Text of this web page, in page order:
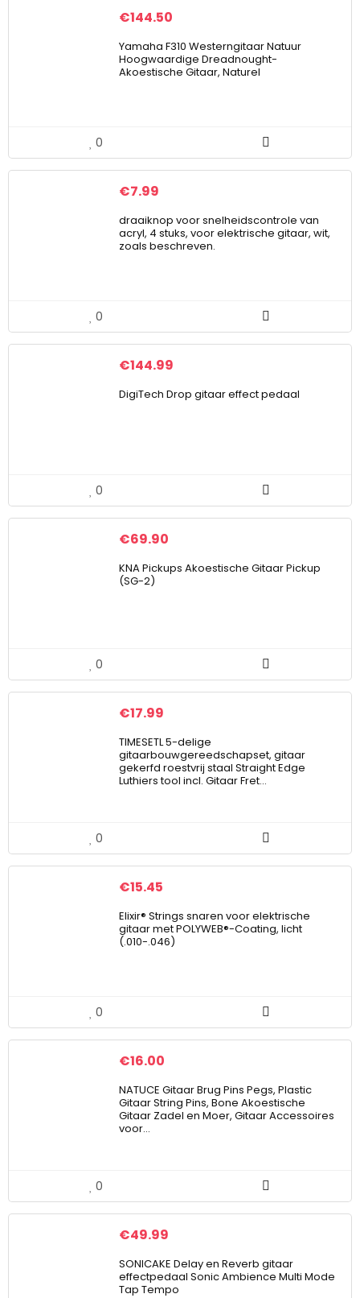
€144.50
Yamaha F310 Westerngitaar Natuur
Hoogwaardige Dreadnought-
Akoestische Gitaar, Naturel
0
€7.99
draaiknop voor snelheidscontrole van
acryl, 4 stuks, voor elektrische gitaar, wit,
zoals beschreven.
0
€144.99
DigiTech Drop gitaar effect pedaal
0
€69.90
KNA Pickups Akoestische Gitaar Pickup
(SG-2)
0
€17.99
TIMESETL 5-delige
gitaarbouwgereedschapset, gitaar
gekerfd roestvrij staal Straight Edge
Luthiers tool incl. Gitaar Fret…
0
€15.45
Elixir® Strings snaren voor elektrische
gitaar met POLYWEB®-Coating, licht
(.010-.046)
0
€16.00
NATUCE Gitaar Brug Pins Pegs, Plastic
Gitaar String Pins, Bone Akoestische
Gitaar Zadel en Moer, Gitaar Accessoires
voor…
0
€49.99
SONICAKE Delay en Reverb gitaar
effectpedaal Sonic Ambience Multi Mode
Tap Tempo